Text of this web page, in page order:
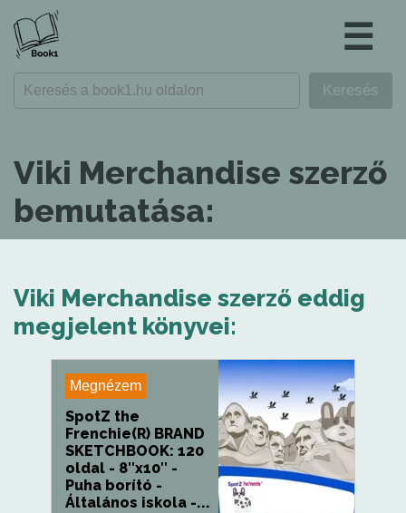
☰
Viki Merchandise szerző
bemutatása:
Viki Merchandise szerző eddig
megjelent könyvei:
Megnézem
SpotZ the
Frenchie(R) BRAND
SKETCHBOOK: 120
oldal - 8″x10″ -
Puha borító -
Általános iskola -...